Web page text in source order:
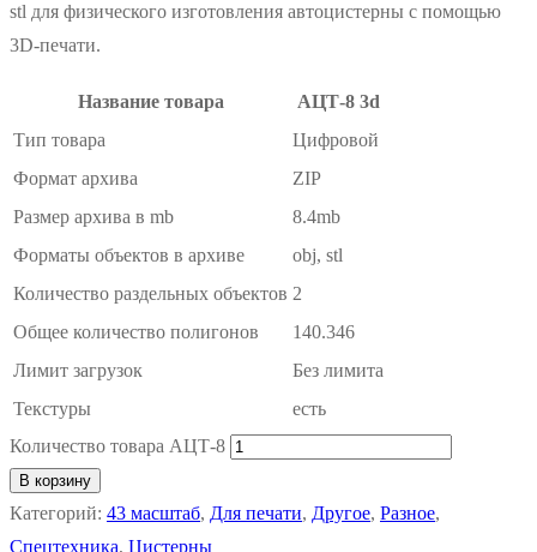
stl для физического изготовления автоцистерны с помощью
3D-печати.
Название товара
АЦТ-8 3d
Тип товара
Цифровой
Формат архива
ZIP
Размер архива в mb
8.4mb
Форматы объектов в архиве
obj, stl
Количество раздельных объектов 2
Общее количество полигонов
140.346
Лимит загрузок
Без лимита
Текстуры
есть
Количество товара АЦТ-8
В корзину
Категорий: 43 масштаб, Для печати, Другое, Разное,
Спецтехника, Цистерны